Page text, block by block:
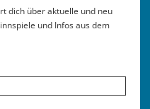
dich über aktuelle und neu
und Infos aus dem